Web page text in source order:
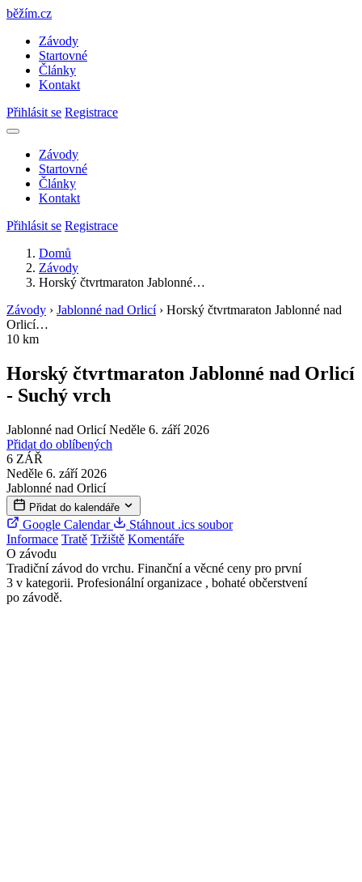
běžím.cz
Závody
Startovné
Články
Kontakt
Přihlásit se Registrace
Závody
Startovné
Články
Kontakt
Přihlásit se Registrace
Domů
Závody
Horský čtvrtmaraton Jablonné…
Závody › Jablonné nad Orlicí › Horský čtvrtmaraton Jablonné nad
Orlicí…
10 km
Horský čtvrtmaraton Jablonné nad Orlicí
- Suchý vrch
Jablonné nad Orlicí Neděle 6. září 2026
Přidat do oblíbených
6 ZÁŘ
Neděle 6. září 2026
Jablonné nad Orlicí
Přidat do kalendáře
Google Calendar
Stáhnout .ics soubor
Informace Tratě Tržiště Komentáře
O závodu
Tradiční závod do vrchu. Finanční a věcné ceny pro první
3 v kategorii. Profesionální organizace , bohaté občerstvení
po závodě.